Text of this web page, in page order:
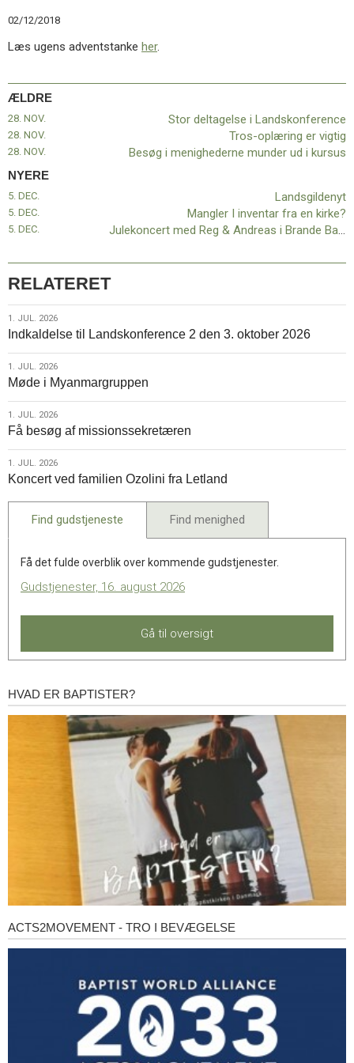
12.0:
Inspiration
13.0:
Værktøjskassen
BaptistKirken
Næste
indlæg:
indlæg:
Stor
deltagelse
02/12/2018
Læs ugens adventstanke her.
ÆLDRE
28. NOV. Stor deltagelse i Landskonference
28. NOV. Tros-oplæring er vigtig
28. NOV. Besøg i menighederne munder ud i kursus
NYERE
Landsgildenyt
5. DEC.
Mangler I inventar fra en kirke?
5. DEC.
Julekoncert med Reg & Andreas i Brande Baptistkirke
5. DEC.
RELATERET
1.
jul.
2026
1. JUL. 2026
Indkaldelse til Landskonference 2 den 3. oktober 2026
1.
jul.
2026
1. JUL. 2026
Møde i Myanmargruppen
1.
jul.
2026
1. JUL. 2026
Få besøg af missionssekretæren
1.
jul.
2026
1. JUL. 2026
Koncert ved familien Ozolini fra Letland
Find gudstjeneste Find menighed
Få det fulde overblik over kommende gudstjenester.
Gudstjenester, 16. august 2026
Gå til oversigt
Hvad
er
HVAD ER BAPTISTER?
Acts2Movement
-
ACTS2MOVEMENT - TRO I BEVÆGELSE